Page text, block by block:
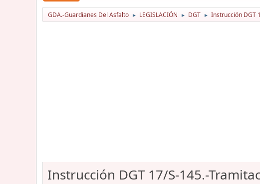
GDA.-Guardianes Del Asfalto ► LEGISLACIÓN ► DGT ► Instrucción DGT
Instrucción DGT 17/S-145.-